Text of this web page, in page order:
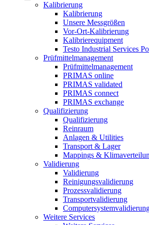
Kalibrierung
Kalibrierung
Unsere Messgrößen
Vor-Ort-Kalibrierung
Kalibrierequipment
Testo Industrial Services
Prüfmittelmanagement
Prüfmittelmanagement
PRIMAS online
PRIMAS validated
PRIMAS connect
PRIMAS exchange
Qualifizierung
Qualifizierung
Reinraum
Anlagen & Utilities
Transport & Lager
Mappings &
Validierung
Validierung
Reinigungsvalidierung
Prozessvalidierung
Transportvalidierung
Weitere Services